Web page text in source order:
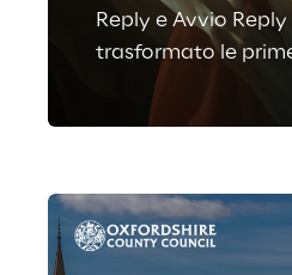
Reply e Avvio
trasformato le
sperimentazioni in
strutturato,